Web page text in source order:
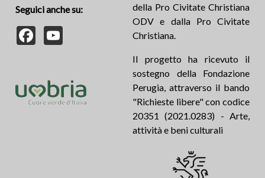
Seguici anche su:
Facebook
della Pro Civitate Christiana
ODV e dalla Pro Civitate
Christiana.
Il progetto ha ricevuto il
sostegno della Fondazione
Perugia, attraverso il bando
"Richieste libere" con codice
20351 (2021.0283) - Arte,
attività e beni culturali